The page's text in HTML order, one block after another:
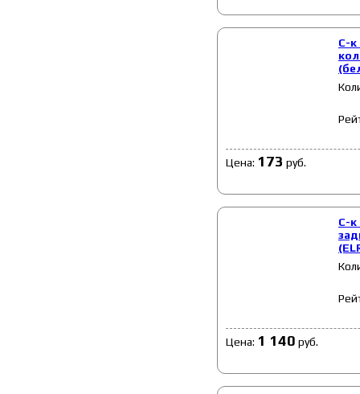
С-к
Цена: 173 руб.
С-к
Цена: 1 140 руб.